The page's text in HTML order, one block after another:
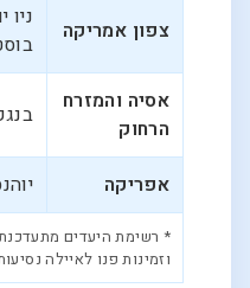
צפון אמריקה
אסיה והמזרח
הרחוק
אפריקה
* רשימת היעדים
וזמינות פנו לאיילה נסיעות: 03-